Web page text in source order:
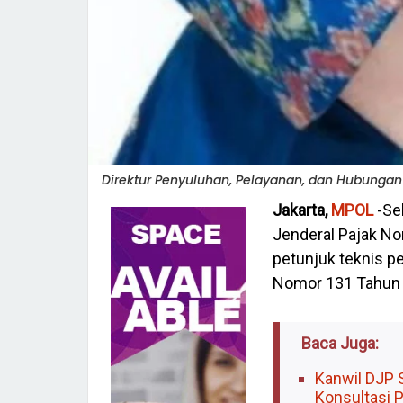
Direktur Penyuluhan, Pelayanan, dan
Jakarta, MPOL-
Jenderal Pajak
petunjuk teknis
Nomor 131
Baca Juga:
Kanwil DJP
Konsultasi